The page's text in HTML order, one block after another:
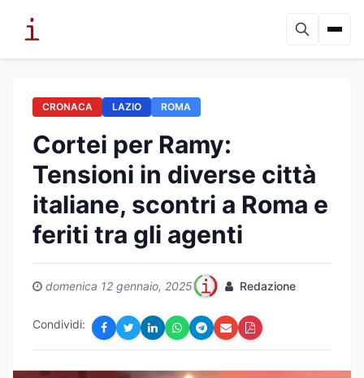
CRONACA LAZIO ROMA
Cortei per Ramy:
Tensioni in diverse città
italiane, scontri a Roma e
feriti tra gli agenti
domenica 12 gennaio, 2025 Redazione
Condividi: